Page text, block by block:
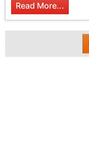
Read More...